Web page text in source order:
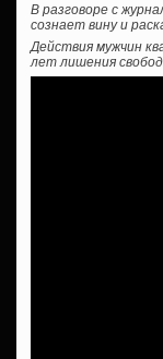
В разговоре с
сознает вину и
Действия мужчин
лет лишения